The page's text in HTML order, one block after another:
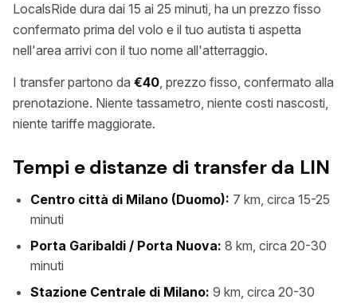
LocalsRide dura dai 15 ai 25 minuti, ha un prezzo fisso
confermato prima del volo e il tuo autista ti aspetta
nell'area arrivi con il tuo nome all'atterraggio.
I transfer partono da €40, prezzo fisso, confermato alla
prenotazione. Niente tassametro, niente costi nascosti,
niente tariffe maggiorate.
Tempi e distanze di transfer da LIN
Centro città di Milano (Duomo): 7 km, circa 15-25
minuti
Porta Garibaldi / Porta Nuova: 8 km, circa 20-30
minuti
Stazione Centrale di Milano: 9 km, circa 20-30